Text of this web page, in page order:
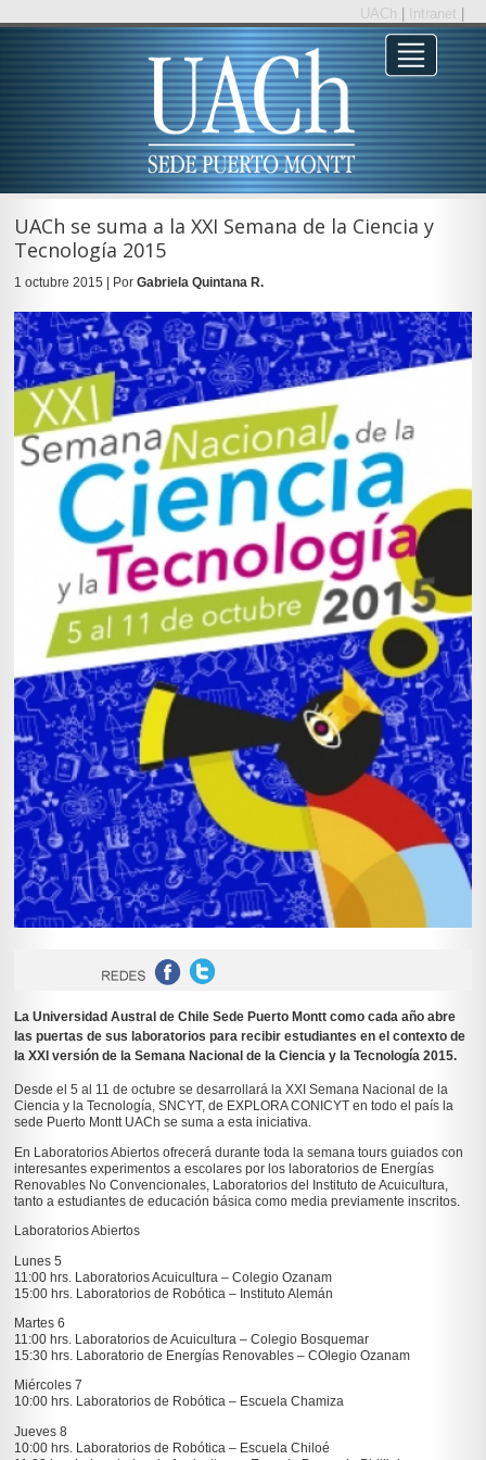
UACh Intranet
UACh se suma a la XXI Semana de la Ciencia y
Tecnología 2015
1 octubre 2015 | Por Gabriela Quintana R.
La Universidad Austral de Chile Sede Puerto Montt como cada año abre
las puertas de sus laboratorios para recibir estudiantes en el contexto de
la XXI versión de la Semana Nacional de la Ciencia y la Tecnología 2015.
Desde el 5 al 11 de octubre se desarrollará la XXI Semana Nacional de la
Ciencia y la Tecnología, SNCYT, de EXPLORA CONICYT en todo el país la
sede Puerto Montt UACh se suma a esta iniciativa.
En Laboratorios Abiertos ofrecerá durante toda la semana tours guiados con
interesantes experimentos a escolares por los laboratorios de Energías
Renovables No Convencionales, Laboratorios del Instituto de Acuicultura,
tanto a estudiantes de educación básica como media previamente inscritos.
Laboratorios Abiertos
Lunes 5
11:00 hrs. Laboratorios Acuicultura – Colegio Ozanam
15:00 hrs. Laboratorios de Robótica – Instituto Alemán
Martes 6
11:00 hrs. Laboratorios de Acuicultura – Colegio Bosquemar
15:30 hrs. Laboratorio de Energías Renovables – COlegio Ozanam
Miércoles 7
10:00 hrs. Laboratorios de Robótica – Escuela Chamiza
Jueves 8
10:00 hrs. Laboratorios de Robótica – Escuela Chiloé